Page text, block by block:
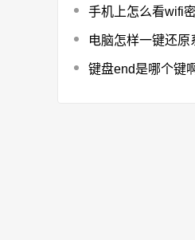
手机上怎么看wifi
电脑怎样一键还
键盘end是哪个键